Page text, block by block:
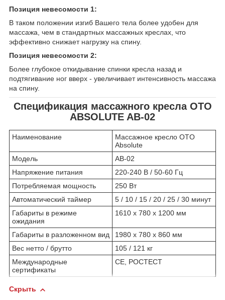
Позиция невесомости 1:
В таком положении изгиб Вашего тела более удобен для
массажа, чем в стандартных массажных креслах, что
эффективно снижает нагрузку на спину.
Позиция невесомости 2:
Более глубокое откидывание спинки кресла назад и
подтягивание ног вверх - увеличивает интенсивность массажа
на спину.
Спецификация массажного кресла OTO
ABSOLUTE AB-02
Наименование
Массажное кресло OTO
Absolute
Модель
AB-02
Напряжение питания
220-240 В / 50-60 Гц
Потребляемая мощность
250 Вт
Автоматический таймер
5 / 10 / 15 / 20 / 25 / 30 минут
Габариты в режиме
ожидания
1610 x 780 х 1200 мм
Габариты в разложенном вид
1980 x 780 х 860 мм
Вес нетто / брутто
105 / 121 кг
Международные
сертификаты
CE, РОСТЕСТ
Скрыть